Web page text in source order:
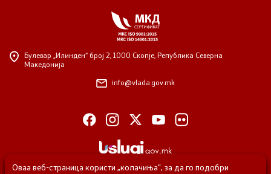
Булевар „Илинден“ број 2, 1000 Скопје, Република Северна
Македонија
info@vlada.gov.mk
Оваа веб-страница користи „колачиња“, за да го подобри